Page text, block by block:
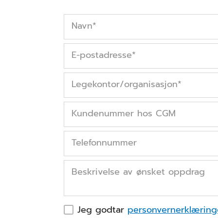
Navn*
E-postadresse*
Legekontor/organisasjon*
Kundenummer hos CGM
Telefonnummer
Beskrivelse av ønsket oppdrag
Jeg godtar